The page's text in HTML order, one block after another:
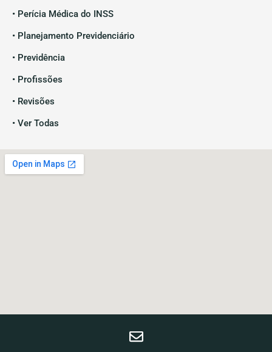
• Perícia Médica do INSS
• Planejamento Previdenciário
• Previdência
• Profissões
• Revisões
• Ver Todas